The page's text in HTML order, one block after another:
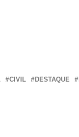
CIVIL DESTAQUE